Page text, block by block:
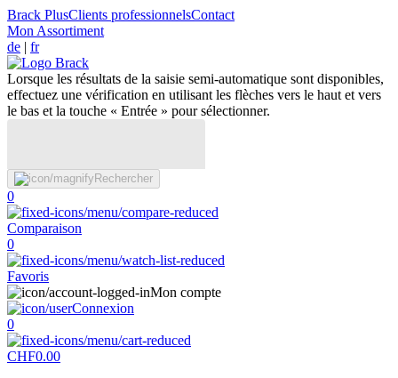
Brack PlusClients professionnelsContact
Mon Assortiment
de | fr
Lorsque les résultats de la saisie semi-automatique sont disponibles,
effectuez une vérification en utilisant les flèches vers le haut et vers
le bas et la touche « Entrée » pour sélectionner.
Rechercher
0
Comparaison
0
Favoris
Mon compte
Connexion
0
CHF0.00